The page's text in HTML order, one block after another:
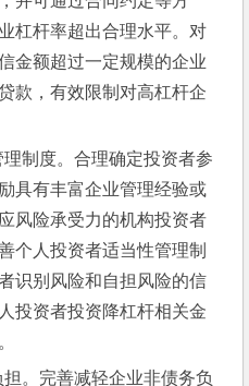
杠杆率超出合理水平。对
金额超过一定规模的企业
款，有效限制对高杠杆企
制度。合理确定投资者参
具有丰富企业管理经验或
风险承受力的机构投资者
个人投资者适当性管理制
识别风险和自担风险的信
投资者投资降杠杆相关金
。完善减轻企业非债务负